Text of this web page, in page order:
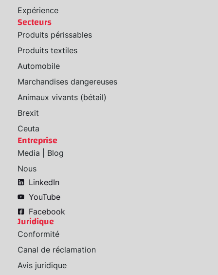
Expérience
Secteurs
Produits périssables
Produits textiles
Automobile
Marchandises dangereuses
Animaux vivants (bétail)
Brexit
Ceuta
Entreprise
Media | Blog
Nous
LinkedIn
YouTube
Facebook
Juridique
Conformité
Canal de réclamation
Avis juridique